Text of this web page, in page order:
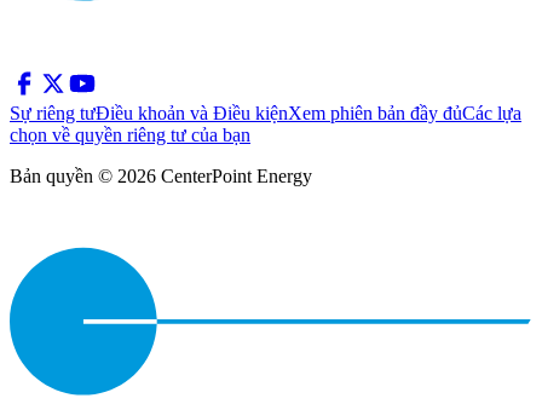
Sự riêng tưĐiều khoản và Điều kiệnXem phiên bản đầy đủCác lựa
chọn về quyền riêng tư của bạn
Bản quyền © 2026 CenterPoint Energy